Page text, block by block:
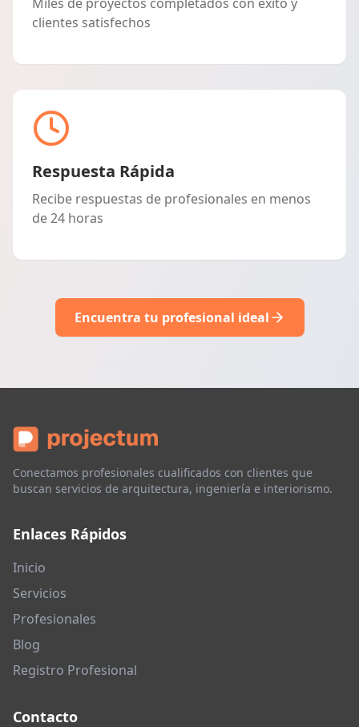
clientes satisfechos
Respuesta Rápida
Recibe respuestas de profesionales en menos
de 24 horas
Encuentra tu profesional ideal
Conectamos profesionales cualificados con clientes que
buscan servicios de arquitectura, ingeniería e interiorismo.
Enlaces Rápidos
Inicio
Servicios
Profesionales
Blog
Registro Profesional
Contacto